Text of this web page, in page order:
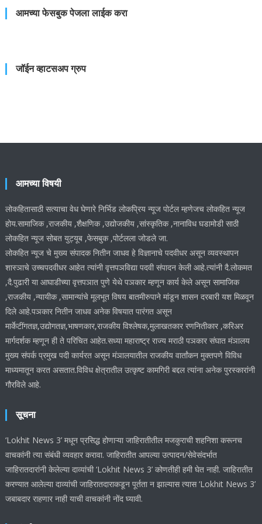
आमच्या फेसबुक पेजला लाईक करा
जॉईन व्हाटसअप ग्रुप
आमच्या विषयी
लोकहितासाठी सत्याचा वेध घेणारे निर्भिड लोकप्रिय न्यूज पोर्टल म्हणेजच लोकहित न्यूज
होय.सामाजिक ,राजकीय ,शैक्षणिक ,उद्योजकीय ,सांस्कृतिक ,नानाविध घडामोडी साठी
लोकहित न्यूज सोबत युट्यूब ,फेसबुक ,पोर्टलला जोडले जा.
लोकहित न्यूज चे मुख्य संपादक नितीन जाधव हे विज्ञानाचे पदवीधर असून व्यवस्थापन
शास्ञाचे उच्चपदवीधर आहेत त्यांनी वृत्तपञविद्या पदवी संपादन केली आहे.त्यांनी दै.लोकमत
,दै.पुढारी या आघाडीच्या वृत्तपञात पुणे येथे पञकार म्हणून कार्य केले असून सामाजिक
,राजकीय ,न्यायीक ,सामान्यांचे मूलभूत विषय बातमीरुपाने मांडून शासन दरबारी यश मिळवून
दिले आहे.पञकार नितीन जाधव अनेक विषयात पारंगत असून
मार्केटींगतज्ञ,उद्योगतज्ञ,भाषणकार,राजकीय विश्लेषक,मुलाखतकार रणनितीकार ,करिअर
मार्गदर्शक म्हणून ही ते परिचित आहेत.सध्या महाराष्ट्र राज्य मराठी पञकार संघात मंञालय
मुख्य संपर्क प्रमुख पदी कार्यरत असून मंञालयातील राजकीय वार्तांकन मुक्तपणे विविध
माध्यमातून करत असतात.विविध क्षेत्रातील उत्कृष्ट कामगिरी बद्दल त्यांना अनेक पुरस्कारांनी
गौरविले आहे.
सूचना
‘Lokhit News 3’ मधून प्रसिद्ध होणाऱ्या जाहिरातीतील मजकुराची शहनिशा करूनच
वाचकांनी त्या संबंधी व्यवहार करावा. जाहिरातीत आपल्या उत्पादन/सेवेसंदर्भात
जाहिरातदारांनी केलेल्या दाव्यांची ‘Lokhit News 3’ कोणतीही हमी घेत नाही. जाहिरातीत
करण्यात आलेल्या दाव्यांची जाहिरातदाराकडून पूर्तता न झाल्यास त्यास ‘Lokhit News 3’
जबाबदार राहणार नाही याची वाचकांनी नोंद घ्यावी.